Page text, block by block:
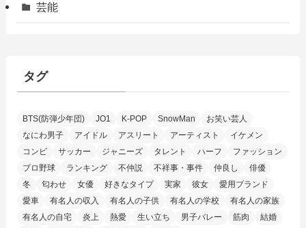
芸能
タグ
BTS(防弾少年団) JO1 K-POP SnowMan
お笑い芸人
なにわ男子
アイドル アスリート アーティスト
イケメン
コンビ
サッカー ジャニーズ タレント ハーフ
ファッション
プロ野球
ランキング 不仲説 不祥事・事件 仲良し
俳優
冬
匂わせ 女優 好きなタイプ 実家 彼女
愛用ブランド
愛車
有名人の収入 有名人の子供 有名人の学校
有名人の家族
有名人の自宅
炎上 熱愛 生い立ち 男子バレー 筋肉
結婚